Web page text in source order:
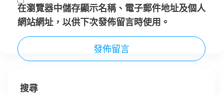
在瀏覽器中儲存顯示名稱、電子郵件地址及個人
網站網址，以供下次發佈留言時使用。
搜尋